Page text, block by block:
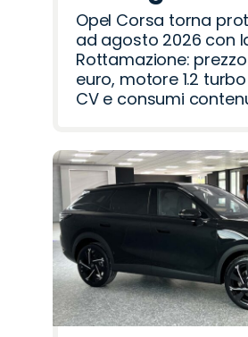
Opel Corsa torna
ad agosto 2026 con
Rottamazione: prezzo
euro, motore 1.2 turbo
CV e consumi